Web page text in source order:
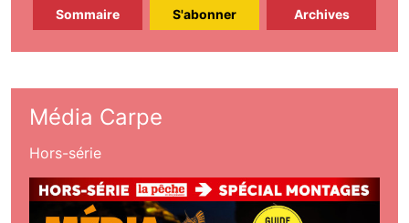
Sommaire S'abonner Archives
Média Carpe
Hors-série